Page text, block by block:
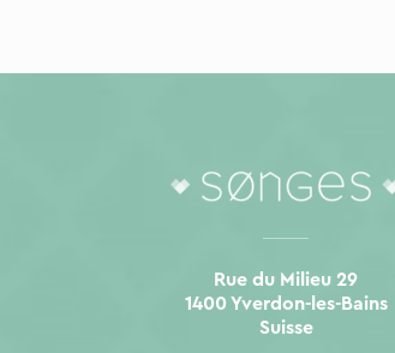
Rue du Milieu 29
1400 Yverdon-les-Bains
Suisse